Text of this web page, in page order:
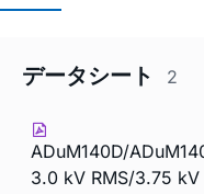
データシート 2
ADuM140D/
3.0 kV RMS/3.75